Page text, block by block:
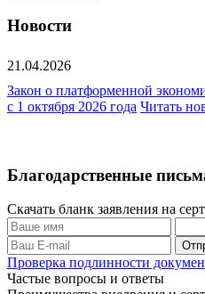
Новости
21.04.2026
Закон о платформенной
с 1 октября 2026 года Читать
Благодарственные
Скачать бланк заявления на
Проверка подлинности
Частые вопросы и ответы